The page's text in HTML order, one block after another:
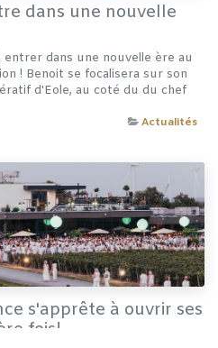
dans une nouvelle
entrer dans une nouvelle ère au
! Benoit se focalisera sur son
d'Eole, au coté du du chef
Actualités
s'apprête à ouvrir ses
fois!